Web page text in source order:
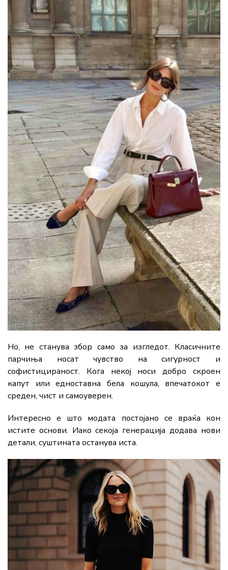
Но, не станува збор само за изгледот. Класичните
парчиња носат чувство на сигурност и
софистицираност. Кога некој носи добро скроен
капут или едноставна бела кошула, впечатокот е
среден, чист и самоуверен.
Интересно е што модата постојано се враќа кон
истите основи. Иако секоја генерација додава нови
детали, суштината останува иста.